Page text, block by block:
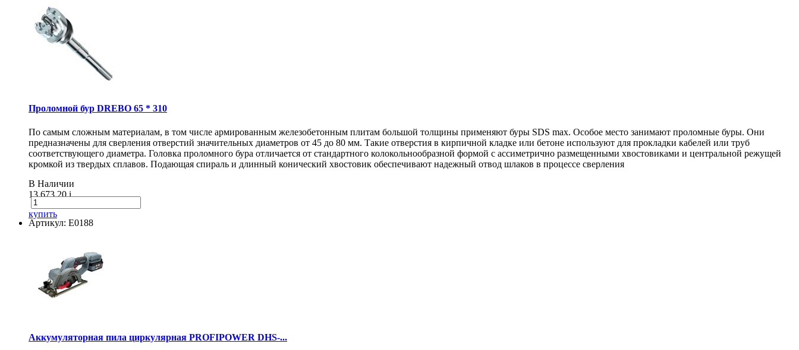
Проломной бур DREBO 65 * 310
По самым сложным материалам, в том числе армированным железобетонным плитам большой толщины применяют буры SDS max. Особое место занимают проломные буры. Они
предназначены для сверления отверстий значительных диаметров от 45 до 80 мм. Такие отверстия в кирпичной кладке или бетоне используют для прокладки кабелей или труб
соответствующего диаметра. Головка проломного бура отличается от стандартного колокольнообразной формой с ассиметрично размещенными хвостовиками и центральной режущей
кромкой из твердых сплавов. Подающая спираль и длинный конический хвостовик обеспечивают надежный отвод шлаков в процессе сверления
В Наличии
13 673.20i
купить
Артикул: E0188
Аккумуляторная пила циркулярная PROFIPOWER DHS-...